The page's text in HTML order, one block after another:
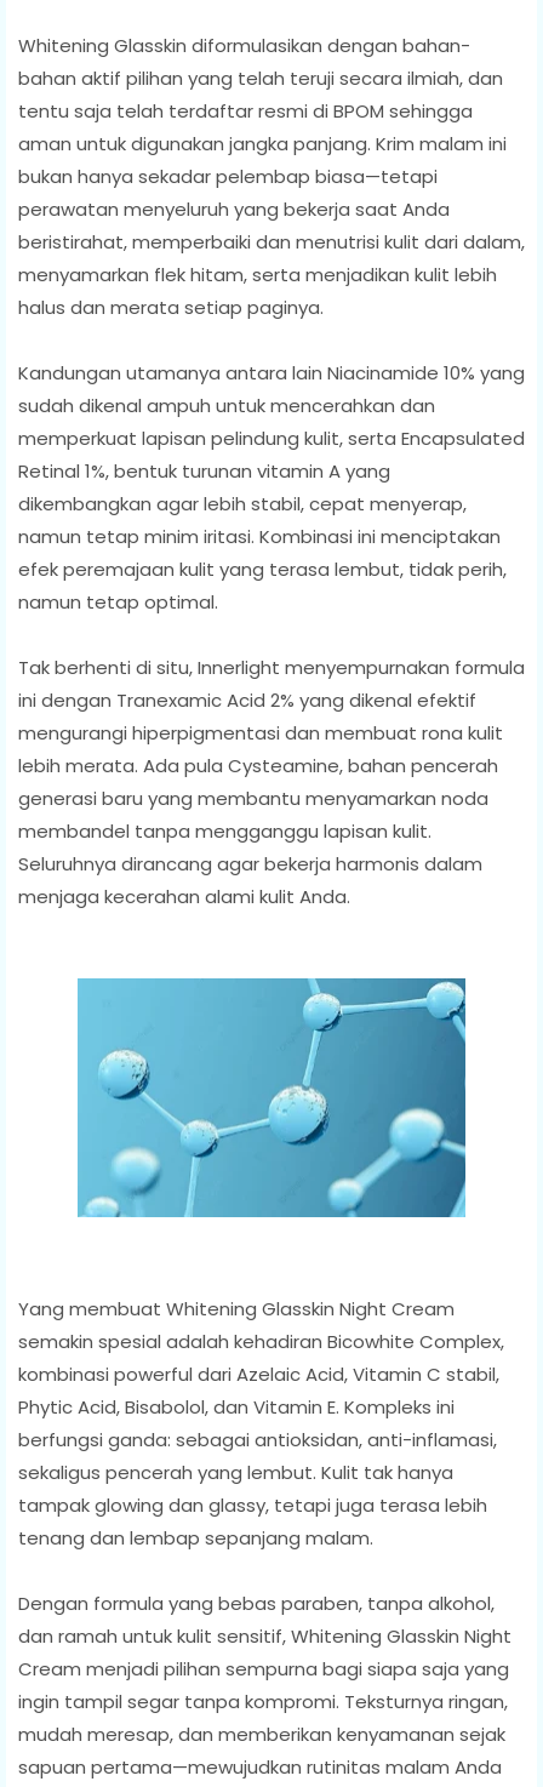
Whitening Glasskin diformulasikan dengan bahan-
bahan aktif pilihan yang telah teruji secara ilmiah, dan
tentu saja telah terdaftar resmi di BPOM sehingga
aman untuk digunakan jangka panjang. Krim malam ini
bukan hanya sekadar pelembap biasa—tetapi
perawatan menyeluruh yang bekerja saat Anda
beristirahat, memperbaiki dan menutrisi kulit dari dalam,
menyamarkan flek hitam, serta menjadikan kulit lebih
halus dan merata setiap paginya.
Kandungan utamanya antara lain Niacinamide 10% yang
sudah dikenal ampuh untuk mencerahkan dan
memperkuat lapisan pelindung kulit, serta Encapsulated
Retinal 1%, bentuk turunan vitamin A yang
dikembangkan agar lebih stabil, cepat menyerap,
namun tetap minim iritasi. Kombinasi ini menciptakan
efek peremajaan kulit yang terasa lembut, tidak perih,
namun tetap optimal.
Tak berhenti di situ, Innerlight menyempurnakan formula
ini dengan Tranexamic Acid 2% yang dikenal efektif
mengurangi hiperpigmentasi dan membuat rona kulit
lebih merata. Ada pula Cysteamine, bahan pencerah
generasi baru yang membantu menyamarkan noda
membandel tanpa mengganggu lapisan kulit.
Seluruhnya dirancang agar bekerja harmonis dalam
menjaga kecerahan alami kulit Anda.
Yang membuat Whitening Glasskin Night Cream
semakin spesial adalah kehadiran Bicowhite Complex,
kombinasi powerful dari Azelaic Acid, Vitamin C stabil,
Phytic Acid, Bisabolol, dan Vitamin E. Kompleks ini
berfungsi ganda: sebagai antioksidan, anti-inflamasi,
sekaligus pencerah yang lembut. Kulit tak hanya
tampak glowing dan glassy, tetapi juga terasa lebih
tenang dan lembap sepanjang malam.
Dengan formula yang bebas paraben, tanpa alkohol,
dan ramah untuk kulit sensitif, Whitening Glasskin Night
Cream menjadi pilihan sempurna bagi siapa saja yang
ingin tampil segar tanpa kompromi. Teksturnya ringan,
mudah meresap, dan memberikan kenyamanan sejak
sapuan pertama—mewujudkan rutinitas malam Anda